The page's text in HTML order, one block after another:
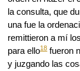
la consulta, que
una fue la
remittieron a mí
para ello18fueron
y juzgando las